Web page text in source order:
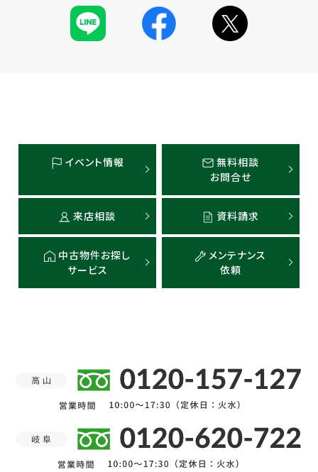
イベント情報
無料相談
お問合せ
来店相談 資料請求
中古物件お探し
サービス
メンテナンス
依頼